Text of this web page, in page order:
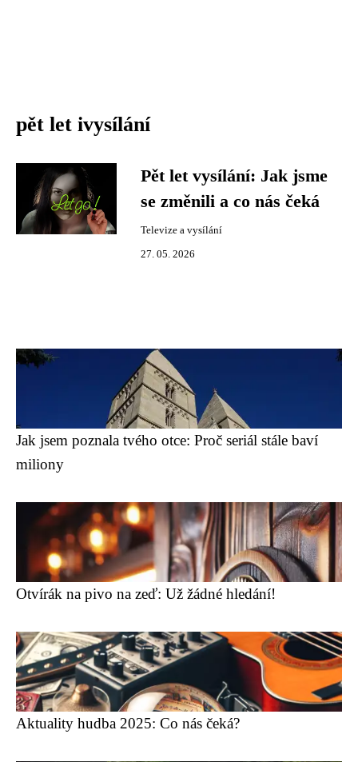
pět let ivysílání
Pět let vysílání: Jak jsme
se změnili a co nás čeká
Televize a vysílání
27. 05. 2026
Jak jsem poznala tvého otce: Proč seriál stále baví
miliony
Otvírák na pivo na zeď: Už žádné hledání!
Aktuality hudba 2025: Co nás čeká?